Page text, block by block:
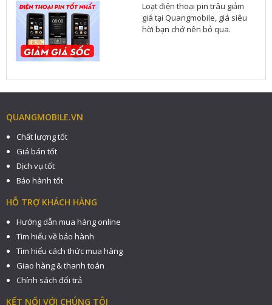
Loạt điện thoại pin trâu giảm
giá tại Quangmobile, giá siêu
hời bạn chớ nên bỏ qua.
QUANGMOBILE.VN
Chất lượng tốt
Giá bán tốt
Dịch vụ tốt
Bảo hành tốt
HỖ TRỢ KHÁCH HÀNG
Hướng dẫn mua hàng online
Tìm hiểu về bảo hành
Tìm hiểu cách thức mua hàng
Giao hàng & thanh toán
Chính sách đổi trả
KẾT NỐI VỚI CHÚNG TÔI